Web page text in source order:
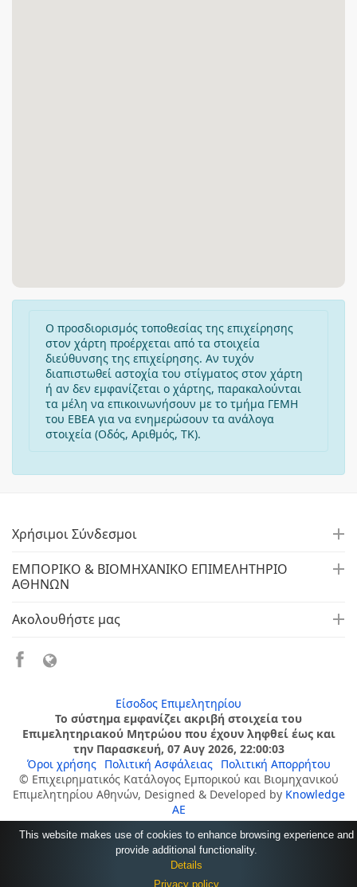
Ο προσδιορισμός τοποθεσίας της επιχείρησης
στον χάρτη προέρχεται από τα στοιχεία
διεύθυνσης της επιχείρησης. Αν τυχόν
διαπιστωθεί αστοχία του στίγματος στον χάρτη
ή αν δεν εμφανίζεται ο χάρτης, παρακαλούνται
τα μέλη να επικοινωνήσουν με το τμήμα ΓΕΜΗ
του ΕΒΕΑ για να ενημερώσουν τα ανάλογα
στοιχεία (Οδός, Αριθμός, ΤΚ).
Χρήσιμοι Σύνδεσμοι
ΕΜΠΟΡΙΚΟ & ΒΙΟΜΗΧΑΝΙΚΟ ΕΠΙΜΕΛΗΤΗΡΙΟ
ΑΘΗΝΩΝ
Ακολουθήστε μας
Είσοδος Επιμελητηρίου
Το σύστημα εμφανίζει ακριβή στοιχεία του
Επιμελητηριακού Μητρώου που έχουν ληφθεί έως και
την Παρασκευή, 07 Αυγ 2026, 22:00:03
Όροι χρήσης
Πολιτική Ασφάλειας
Πολιτική Απορρήτου
© Επιχειρηματικός Κατάλογος Εμπορικού και Βιομηχανικού
Επιμελητηρίου Αθηνών, Designed & Developed by Knowledge
AE
This website makes use of cookies to enhance browsing experience and
provide additional functionality.
Details
Privacy policy